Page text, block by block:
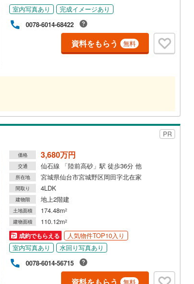
室内写真あり
完成イメージあり
0078-6014-68422
資料をもらう 無料
PR
価格 3,680万円
交通 仙石線 「陸前高砂」駅 徒歩36分 他
所在地 宮城県仙台市宮城野区岡田字北在家
間取り 4LDK
建物階 地上2階建
土地面積 174.48m2
建物面積 110.12m2
成約でもらえる
人気物件TOP10入り
室内写真あり
水回り写真あり
0078-6014-56715
資料をもらう 無料